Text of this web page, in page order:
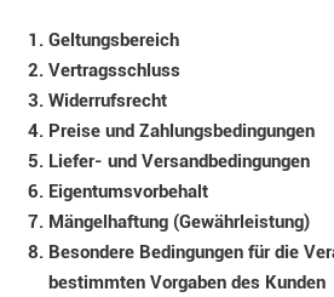
Geltungsbereich
Vertragsschluss
Widerrufsrecht
Preise und Zahlungsbedingungen
Liefer- und Versandbedingungen
Eigentumsvorbehalt
Mängelhaftung (Gewährleistung)
Besondere Bedingungen für die
bestimmten Vorgaben des Kunden